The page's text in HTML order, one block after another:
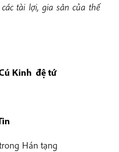
tài lợi, gia sản của thế
Kinh đệ tứ
Hán tạng